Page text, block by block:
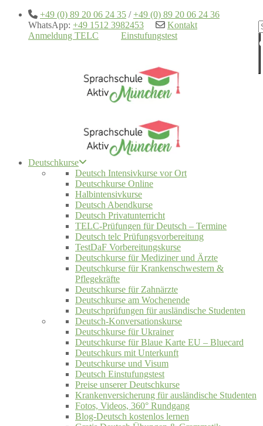
+49 (0) 89 20 06 24 35 /+49 (0) 89 20 06 24 36
WhatsApp: +49 1512 3982453
Kontakt
Anmeldung TELC
Einstufungstest
Deutschkurse
Deutsch Intensivkurse vor Ort
Deutschkurse Online
Halbintensivkurse
Deutsch Abendkurse
Deutsch Privatunterricht
TELC-Prüfungen für Deutsch – Termine
Deutsch telc Prüfungsvorbereitung
TestDaF Vorbereitungskurse
Deutschkurse für Mediziner und Ärzte
Deutschkurse für Krankenschwestern &
Pflegekräfte
Deutschkurse für Zahnärzte
Deutschkurse am Wochenende
Deutschprüfungen für ausländische Studenten
Deutsch-Konversationskurse
Deutschkurse für Ukrainer
Deutschkurse für Blaue Karte EU – Bluecard
Deutschkurs mit Unterkunft
Deutschkurse und Visum
Deutsch Einstufungstest
Preise unserer Deutschkurse
Krankenversicherung für ausländische Studenten
Fotos, Videos, 360° Rundgang
Blog-Deutsch kostenlos lernen